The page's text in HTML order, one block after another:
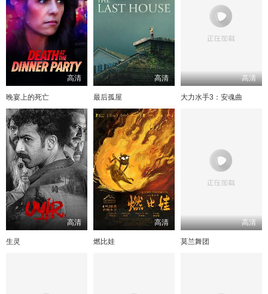
高清
晚宴上的死亡
高清
最后孤屋
高清
大力水手3：安魂曲
高清
生灵
高清
燃比娃
高清
莫兰舞团